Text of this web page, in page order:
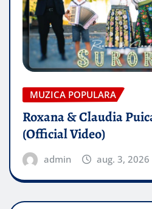
MUZICA POPULARA
Roxana & Claudia
(Official Video)
admin aug. 3, 2026